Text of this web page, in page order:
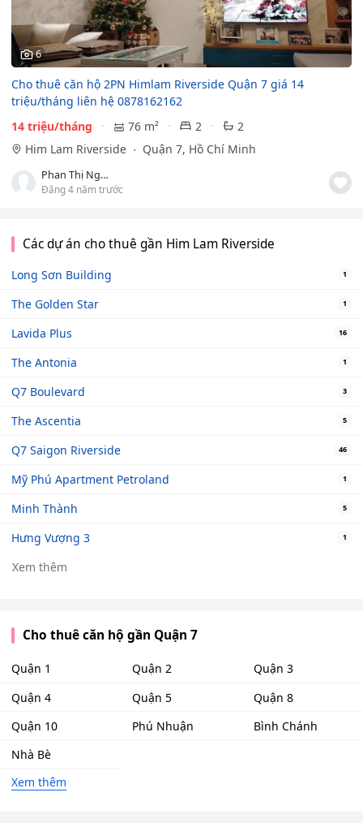
6
Cho thuê căn hộ 2PN Himlam Riverside Quận 7 giá 14
triệu/tháng liên hệ 0878162162
14 triệu/tháng
76 m² 2
2
Him Lam Riverside
Quận 7, Hồ Chí Minh
Phan Thị Ngọc Thúy
Đăng 4 năm trước
Các dự án cho thuê gần Him Lam Riverside
Long Sơn Building 1
The Golden Star 1
Lavida Plus 16
The Antonia 1
Q7 Boulevard 3
The Ascentia 5
Q7 Saigon Riverside 46
Mỹ Phú Apartment Petroland 1
Minh Thành 5
Hưng Vượng 3 1
Xem thêm
Cho thuê căn hộ gần Quận 7
Quận 1 Quận 2
Quận 3
Quận 4
Quận 5
Quận 8
Quận 10
Phú Nhuận
Bình Chánh
Nhà Bè
Xem thêm